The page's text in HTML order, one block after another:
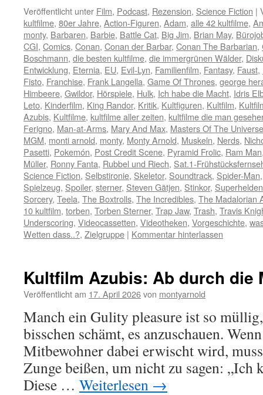
Veröffentlicht unter Film, Podcast, Rezension, Science Fiction |
kultfilme, 80er Jahre, Action-Figuren, Adam, alle 42 kultfilme,
monty, Barbaren, Barbie, Battle Cat, Big Jim, Brian May,
CGI, Comics, Conan, Conan der Barbar, Conan The Barbarian,
Boschmann, die besten kultfilme, die immergrünen Wälder,
Entwicklung, Eternia, EU, Evil-Lyn, Familienfilm, Fantasy, Faust,
Fisto, Franchise, Frank Langella, Game Of Thrones, george
Himbeere, Gwildor, Hörspiele, Hulk, Ich habe die Macht, Idris
Leto, Kinderfilm, King Randor, Kritik, Kultfiguren, Kultfilm,
Azubis, Kultfilme, kultfilme aller zeiten, kultfilme die man
Ferigno, Man-at-Arms, Mary And Max, Masters Of The Universe
MGM, monti arnold, monty, Monty Arnold, Muskeln, Nerds,
Pasetti, Pokemón, Post Credit Scene, Pyramid Frolic, Ram Man
Müller, Ronny Fanta, Rubbel und Riech, Sat.1-
Science Fiction, Selbstironie, Skeletor, Soundtrack, Spider-Man
Spielzeug, Spoiler, sterner, Steven Gätjen, Stinkor,
Sorcery, Teela, The Boxtrolls, The Incredibles, The Madalorian
10 kultfilm, torben, Torben Sterner, Trap Jaw, Trash, Travis
Underscoring, Videocassetten, Videotheken, Vorgeschichte,
Wetten dass..?, Zielgruppe | Kommentar hinterlassen
Kultfilm Azubis: Ab durch die
Veröffentlicht am 17. April 2026von montyarnold
Manch ein Gulity pleasure ist so
bisschen schämt, es anzuschauen.
Mitbewohner dabei erwischt wird,
Zunge beißen, um nicht zu sagen:
Diese … Weiterlesen →